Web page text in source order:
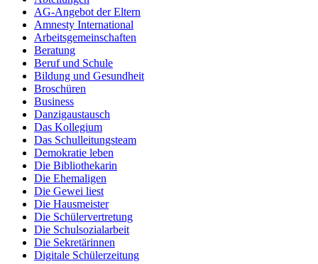
AG-Angebot der Eltern
Amnesty International
Arbeitsgemeinschaften
Beratung
Beruf und Schule
Bildung und Gesundheit
Broschüren
Business
Danzigaustausch
Das Kollegium
Das Schulleitungsteam
Demokratie leben
Die Bibliothekarin
Die Ehemaligen
Die Gewei liest
Die Hausmeister
Die Schülervertretung
Die Schulsozialarbeit
Die Sekretärinnen
Digitale Schülerzeitung